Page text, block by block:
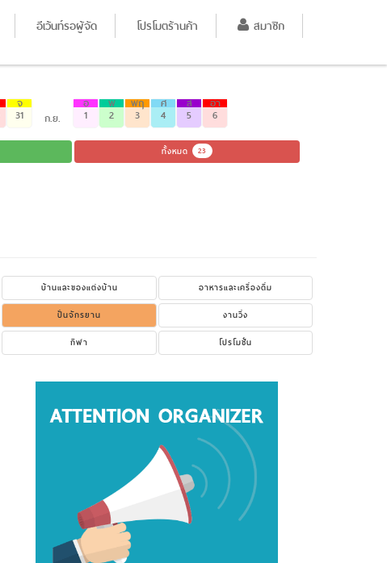
อีเว้นท์รอผู้จัด โปรโมตร้านค้า สมาชิก
จ
31 ก.ย.
อ
1
พ
2
พฤ
3
ศ
4
ส
5
อา
6
ทั้งหมด 23
บ้านและของแต่งบ้าน
อาหารและเครื่องดื่ม
ปั่นจักรยาน
งานวิ่ง
กีฬา โปรโมชั่น